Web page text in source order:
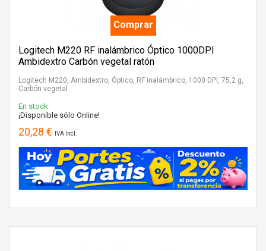
Comprar
Logitech M220 RF inalámbrico Óptico 1000DPI
Ambidextro Carbón vegetal ratón
Logitech M220, Ambidextro, Óptico, RF inalámbrico, 1000 DPI, 75,2 g,
Carbón vegetal
En stock
¡Disponible sólo Online!
20,28 € IVA Incl.